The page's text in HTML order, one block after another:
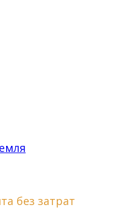
без затрат